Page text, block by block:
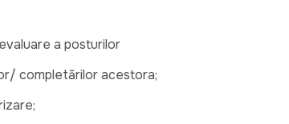
a posturilor
completărilor acestora;